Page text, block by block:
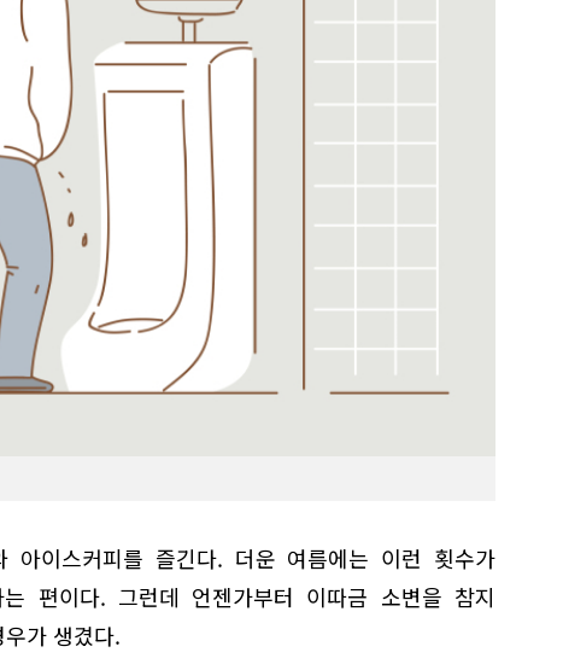
아이스커피를 즐긴다. 더운 여름에는 이런 횟수가
편이다. 그런데 언젠가부터 이따금 소변을 참지
가 생겼다.